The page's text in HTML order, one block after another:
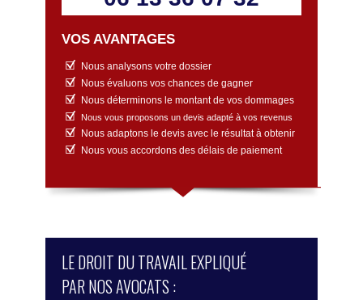
VOS AVANTAGES
Nous analysons votre dossier
Nous évaluons vos chances de gagner
Nous déterminons le montant de vos dommages
Nous vous proposons un devis adapté à vos revenus
Nous adaptons le devis avec le résultat à obtenir
Nous vous accordons des délais de paiement
LE DROIT DU TRAVAIL EXPLIQUÉ
PAR NOS AVOCATS :